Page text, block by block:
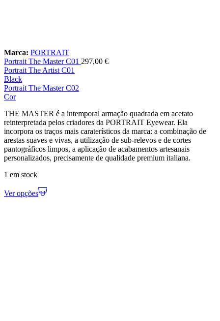
Marca: PORTRAIT
Portrait The Master C01 297,00 €
Portrait The Artist C01
Black
Portrait The Master C02
Cor
THE MASTER é a intemporal armação quadrada em acetato
reinterpretada pelos criadores da PORTRAIT Eyewear. Ela
incorpora os traços mais caraterísticos da marca: a combinação de
arestas suaves e vivas, a utilização de sub-relevos e de cortes
pantográficos limpos, a aplicação de acabamentos artesanais
personalizados, precisamente de qualidade premium italiana.
1 em stock
Ver opções